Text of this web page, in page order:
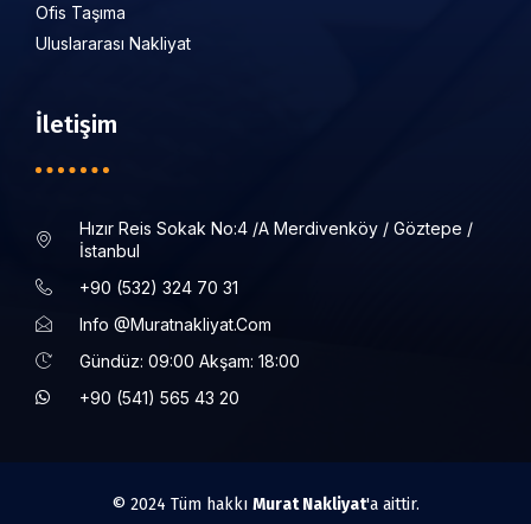
Ofis Taşıma
Uluslararası Nakliyat
İletişim
Hızır Reis Sokak No:4 /a Merdivenköy / Göztepe /
İstanbul
+90 (532) 324 70 31
Info @muratnakliyat.com
Gündüz: 09:00 Akşam: 18:00
+90 (541) 565 43 20
© 2024 Tüm hakkı Murat Nakliyat'a aittir.